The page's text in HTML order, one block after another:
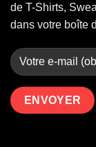
de T-Shirts,
dans votre boîte